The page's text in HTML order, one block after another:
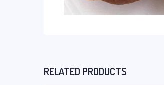
RELATED PRODUCTS